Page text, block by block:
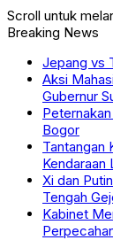
Scroll untuk
Breaking News
Jepang vs
Aksi
Gubernur
Bogor
Tantangan
Kendaraan
Xi dan
Tengah
Kabinet